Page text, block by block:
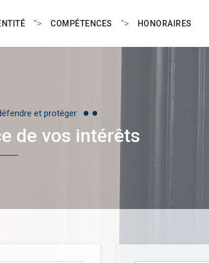
"> COMPÉTENCES "> HONORAIRES
et protéger
de vos intérêts